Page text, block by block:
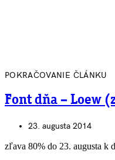
POKRAČOVANIE ČLÁNKU
Font dňa – Loew
23. augusta 2014
zľava 80% do 23.